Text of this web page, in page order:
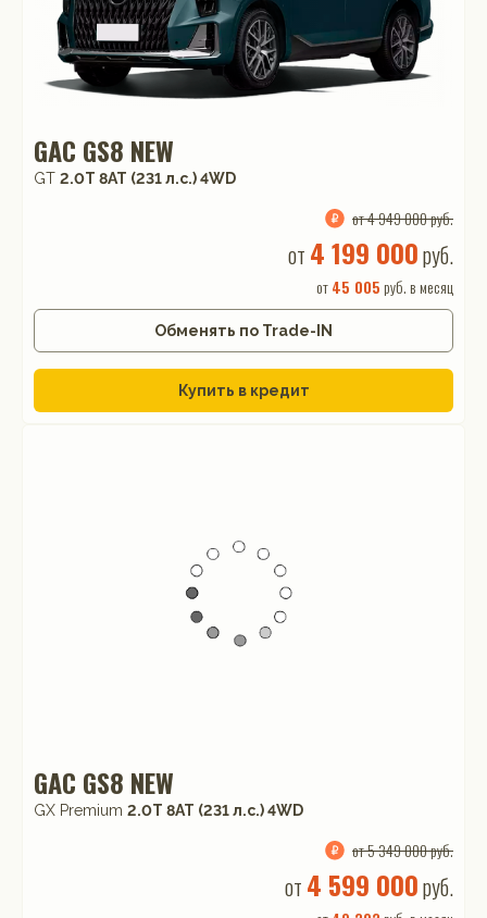
GAC GS8 NEW
GT 2.0T 8AT (231 л.с.) 4WD
от 4 949 000 руб.
от 4 199 000руб.
от45 005 руб. в месяц
Обменять по Trade-IN
Купить в кредит
GAC GS8 NEW
GX Premium 2.0T 8AT (231 л.с.) 4WD
от 5 349 000 руб.
от 4 599 000руб.